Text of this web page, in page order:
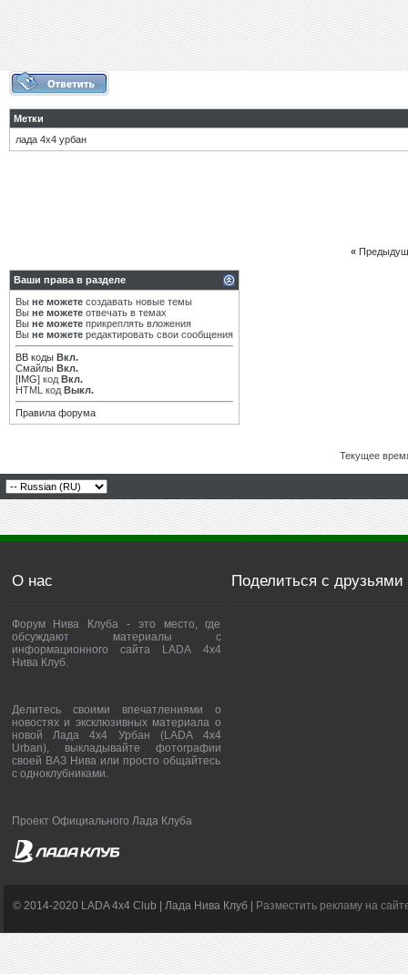
Метки
лада 4х4 урбан
«
Ваши права в разделе
Вы не можете создавать новые темы
Вы не можете отвечать в темах
Вы не можете прикреплять вложения
Вы не можете редактировать свои сообщения
BB коды Вкл.
Смайлы Вкл.
[IMG] код Вкл.
HTML код Выкл.
Правила форума
Текущее
О нас
Форум Нива Клуба - это место, где
обсуждают материалы с
информационного сайта LADA 4x4
Нива Клуб.
Делитесь своими впечатлениями о
новостях и эксклюзивных материала о
новой Лада 4х4 Урбан (LADA 4x4
Urban), выкладывайте фотографии
своей ВАЗ Нива или просто общайтесь
с одноклубниками.
Проект Официального Лада Клуба
Поделиться с друзьями
© 2014-2020 LADA 4x4 Club | Лада Нива Клуб | Разместить рекламу на